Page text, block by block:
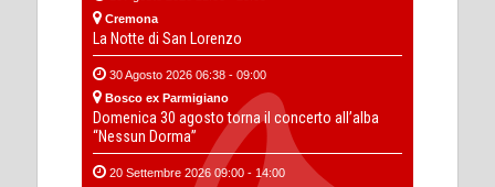
Cremona
La Notte di San Lorenzo
30 Agosto 2026 06:38 - 09:00
Bosco ex Parmigiano
Domenica 30 agosto torna il concerto all’alba
“Nessun Dorma”
20 Settembre 2026 09:00 - 14:00